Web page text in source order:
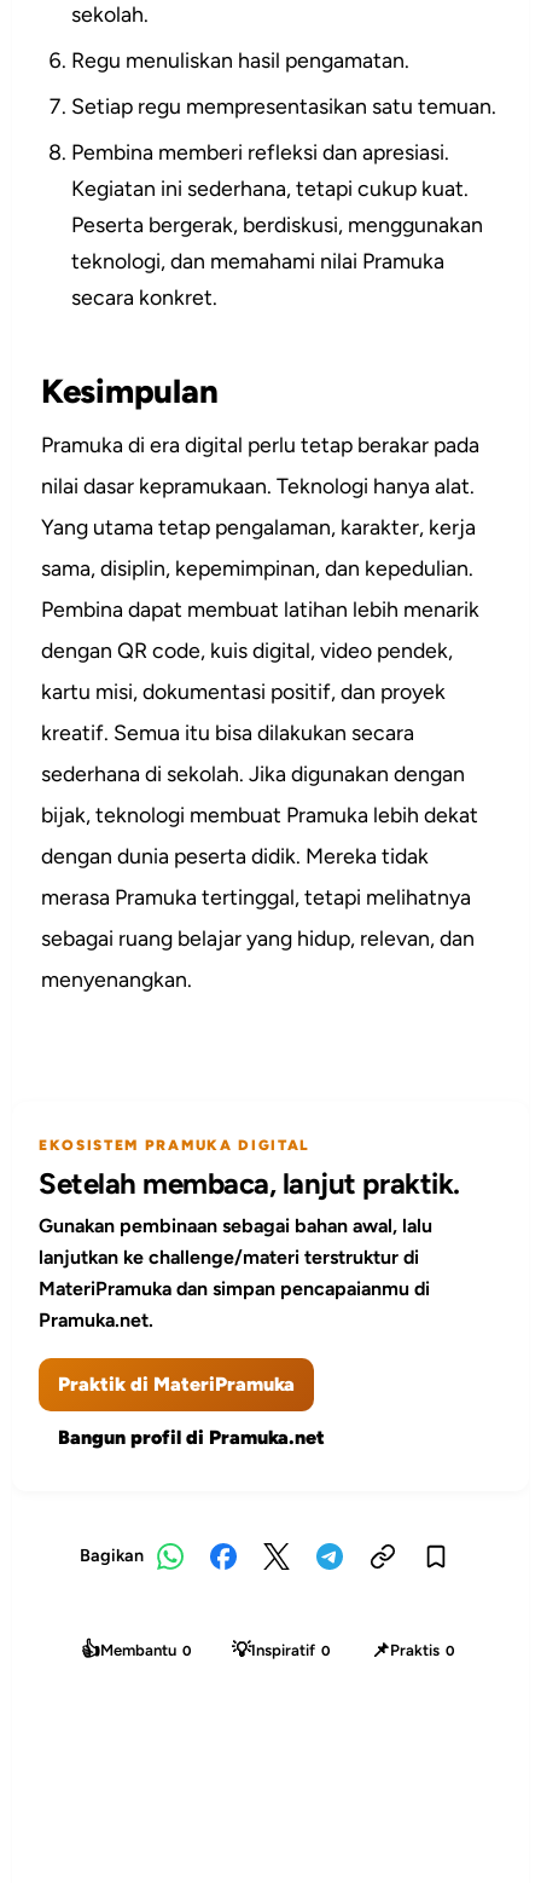
sekolah.
Regu menuliskan hasil pengamatan.
Setiap regu mempresentasikan satu temuan.
Pembina memberi refleksi dan apresiasi.
Kegiatan ini sederhana, tetapi cukup kuat.
Peserta bergerak, berdiskusi, menggunakan
teknologi, dan memahami nilai Pramuka
secara konkret.
Kesimpulan
Pramuka di era digital perlu tetap berakar pada
nilai dasar kepramukaan. Teknologi hanya alat.
Yang utama tetap pengalaman, karakter, kerja
sama, disiplin, kepemimpinan, dan kepedulian.
Pembina dapat membuat latihan lebih menarik
dengan QR code, kuis digital, video pendek,
kartu misi, dokumentasi positif, dan proyek
kreatif. Semua itu bisa dilakukan secara
sederhana di sekolah. Jika digunakan dengan
bijak, teknologi membuat Pramuka lebih dekat
dengan dunia peserta didik. Mereka tidak
merasa Pramuka tertinggal, tetapi melihatnya
sebagai ruang belajar yang hidup, relevan, dan
menyenangkan.
EKOSISTEM PRAMUKA DIGITAL
Setelah membaca, lanjut praktik.
Gunakan pembinaan sebagai bahan awal, lalu
lanjutkan ke challenge/materi terstruktur di
MateriPramuka dan simpan pencapaianmu di
Pramuka.net.
Praktik di MateriPramuka
Bangun profil di Pramuka.net
Bagikan
👍Membantu 0 💡Inspiratif 0 📌Praktis 0